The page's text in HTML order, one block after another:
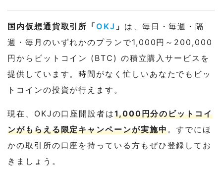
国内仮想通貨取引所「OKJ 」 は、毎日・毎週・隔
週・毎月のいずれかのプランで1,000円～200,000
円からビットコイン (BTC) の積立購入サービスを
提供しています。時間がなく忙しいあなたでもビッ
トコインの投資が行えます。
現在、OKJの口座開設者は1,000円分のビットコイ
ンがもらえる限定キャンペーンが実施中。すでにほ
かの取引所の口座を持っている方もぜひ登録してお
きましょう。